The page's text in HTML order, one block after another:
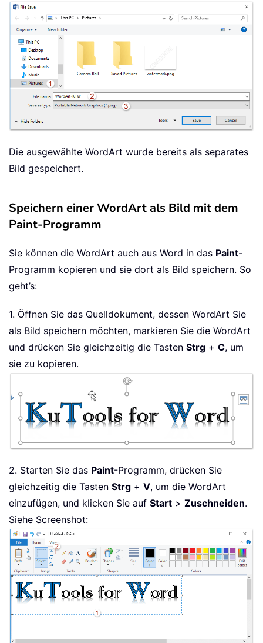
Die ausgewählte WordArt wurde bereits als separates
Bild gespeichert.
Speichern einer WordArt als Bild mit dem
Paint-Programm
Sie können die WordArt auch aus Word in das Paint-
Programm kopieren und sie dort als Bild speichern. So
geht’s:
1. Öffnen Sie das Quelldokument, dessen WordArt Sie
als Bild speichern möchten, markieren Sie die WordArt
und drücken Sie gleichzeitig die Tasten Strg + C, um
sie zu kopieren.
2. Starten Sie das Paint-Programm, drücken Sie
gleichzeitig die Tasten Strg + V, um die WordArt
einzufügen, und klicken Sie auf Start > Zuschneiden.
Siehe Screenshot: